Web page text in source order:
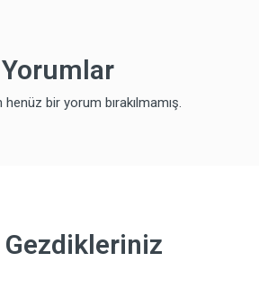
Yorumlar
bir yorum bırakılmamış.
Gezdikleriniz